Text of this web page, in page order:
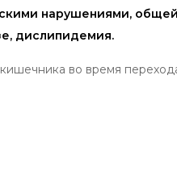
нарушениями,
дислипидемия.
во время